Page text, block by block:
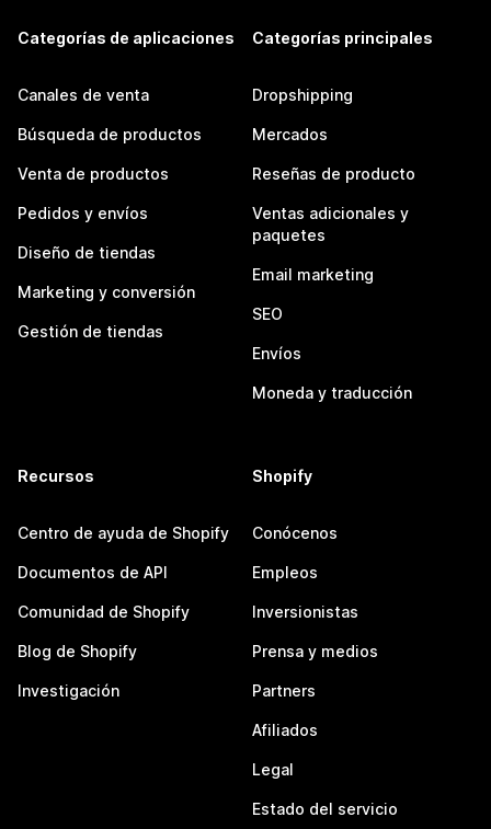
Categorías de aplicaciones
Canales de venta
Búsqueda de productos
Venta de productos
Pedidos y envíos
Diseño de tiendas
Marketing y conversión
Gestión de tiendas
Categorías principales
Dropshipping
Mercados
Reseñas de producto
Ventas adicionales y
paquetes
Email marketing
SEO
Envíos
Moneda y traducción
Recursos
Centro de ayuda de Shopify
Documentos de API
Comunidad de Shopify
Blog de Shopify
Investigación
Shopify
Conócenos
Empleos
Inversionistas
Prensa y medios
Partners
Afiliados
Legal
Estado del servicio